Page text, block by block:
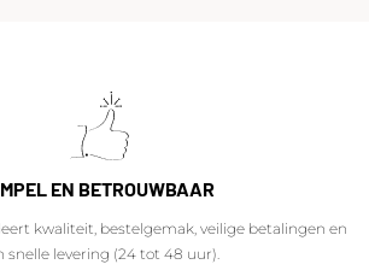
EN BETROUWBAAR
kwaliteit, bestelgemak, veilige betalingen en
snelle levering (24 tot 48 uur).